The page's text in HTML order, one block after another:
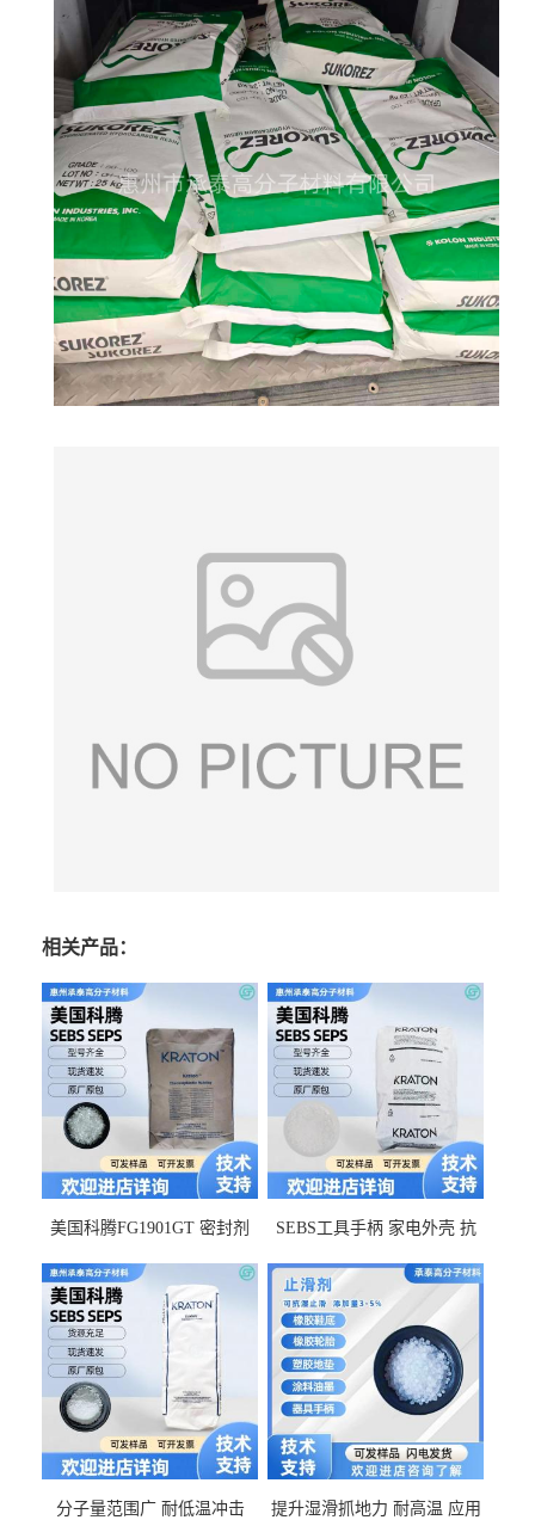
相关产品：
美国科腾FG1901GT 密封剂
佳 透明级
SEBS工具手柄 家电外壳 抗
耐候G1653VO
分子量范围广 耐低温冲击 提升湿滑抓地力 耐高温 应用